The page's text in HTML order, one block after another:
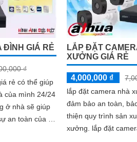
ĐÌNH GIÁ RẺ
₫
rẻ có thể giúp
của mình 24/24
ở nhà sẽ giúp
an toàn của tài
LẮP ĐẶT
XƯỞNG GIÁ RẺ
4,000,000 ₫
lắp đặt camera nhà
đảm bảo an toàn,
thiện quy trình sản
xưởng. lắp đặt camera nhà xưởng ghi